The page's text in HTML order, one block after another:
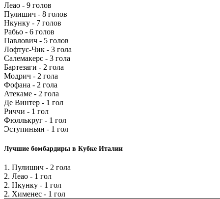
Леао - 9 голов
Пулишич - 8 голов
Нкунку - 7 голов
Рабьо - 6 голов
Павлович - 5 голов
Лофтус-Чик - 3 гола
Салемакерс - 3 гола
Бартезаги - 2 гола
Модрич - 2 гола
Фофана - 2 гола
Атекаме - 2 гола
Де Винтер - 1 гол
Риччи - 1 гол
Фюллькруг - 1 гол
Эступиньян - 1 гол
Лучшие бомбардиры в Кубке Италии
1. Пулишич - 2 гола
2. Леао - 1 гол
2. Нкунку - 1 гол
2. Хименес - 1 гол